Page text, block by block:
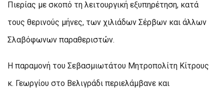
Πιερίας με σκοπό τη λειτουργική εξυπηρέτηση, κατά
τους θερινούς μήνες, των χιλιάδων Σέρβων και άλλων
Σλαβόφωνων παραθεριστών.
Η παραμονή του Σεβασμιωτάτου Μητροπολίτη Κίτρους
κ. Γεωργίου στο Βελιγράδι περιελάμβανε και